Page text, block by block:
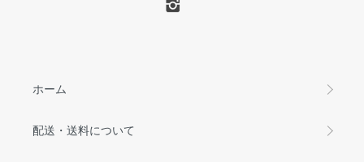
ホーム
配送・送料について